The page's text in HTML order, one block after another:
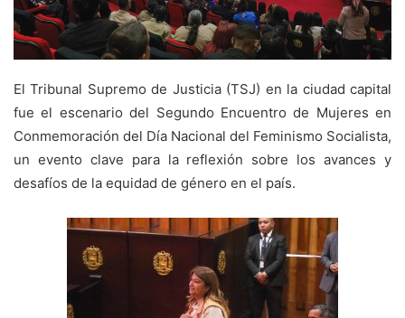
El Tribunal Supremo de Justicia (TSJ) en la ciudad capital
fue el escenario del Segundo Encuentro de Mujeres en
Conmemoración del Día Nacional del Feminismo Socialista,
un evento clave para la reflexión sobre los avances y
desafíos de la equidad de género en el país.